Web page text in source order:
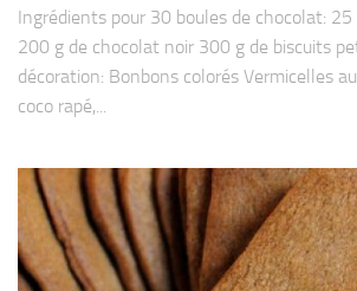
Ingrédients pour 30 boules de chocolat:
200 g de chocolat noir 300 g de biscuits
décoration: Bonbons colorés Vermicelles
coco rapé,...